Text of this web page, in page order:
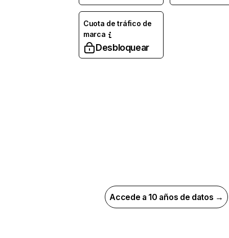
Cuota de tráfico de
marca
Desbloquear
Accede a 10 años de datos →